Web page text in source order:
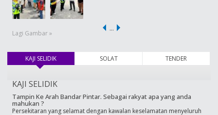
Lagi Gambar »
…
KAJI SELIDIK(tab aktif) SOLAT TENDER
KAJI SELIDIK
Tampin Ke Arah Bandar Pintar. Sebagai rakyat apa yang anda
mahukan ?
Persekitaran yang selamat dengan kawalan keselamatan menyeluruh